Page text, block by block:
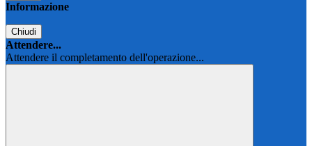
Informazione
Chiudi
Attendere...
Attendere il completamento dell'operazione...